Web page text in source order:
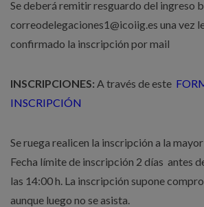
Se deberá remitir resguardo del ingreso
correodelegaciones1@icoiig.es una vez
confirmado la inscripción por mail
INSCRIPCIONES: A través de este
INSCRIPCIÓN
Se ruega realicen la inscripción a la
Fecha límite de inscripción 2 días antes
las 14:00 h. La inscripción supone
aunque luego no se asista.